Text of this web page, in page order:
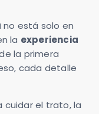
no está solo en
la experiencia
la primera
cada detalle
cuidar el trato, la